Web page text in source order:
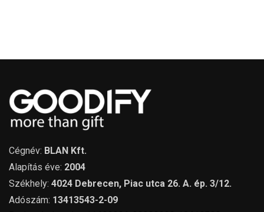
Cégnév: BLAN Kft.
Alapítás éve: 2004
Székhely: 4024 Debrecen, Piac utca 26. A. ép. 3/12.
Adószám: 13413543-2-09